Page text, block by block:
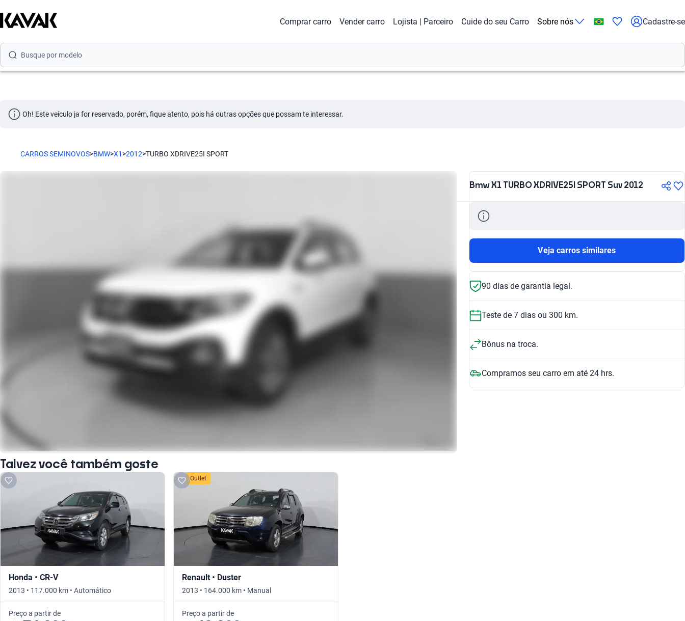
Comprar carro Vender carro Lojista | Parceiro Cuide do seu Carro Sobre nós Cadastre-se
Busque por versão
Oh! Este veículo ja for reservado, porém, fique atento, pois há outras opções que possam te interessar.
CARROS SEMINOVOS>BMW>X1 >2012>TURBO XDRIVE25I SPORT
Bmw X1 TURBO XDRIVE25I SPORT Suv 2012
Veja carros similares
90 dias de garantia legal.
Teste de 7 dias ou 300 km.
Bônus na troca.
Compramos seu carro em até 24 hrs.
Talvez você também goste
Honda • CR-V
2013 • 117.000 km • Automático
Preço a partir de
Outlet
Renault • Duster
2013 • 164.000 km • Manual
Preço a partir de